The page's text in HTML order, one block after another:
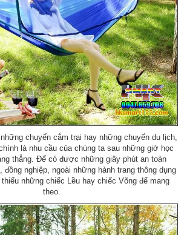
chuyến cắm trại hay những chuyến du lịch,
là nhu cầu của chúng ta sau những giờ học
thẳng. Để có được những giây phút an toàn
đồng nghiệp, ngoài những hành trang thông dụng
những chiếc Lều hay chiếc Võng để mang
theo.